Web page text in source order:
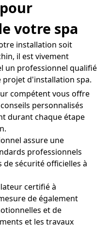
votre spa
installation soit
il est vivement
un professionnel qualifié
d'installation spa.
compétent vous offre
personnalisés
durant chaque étape
assure une
professionnels
sécurité officielles à
certifié à
de également
et de
et les travaux